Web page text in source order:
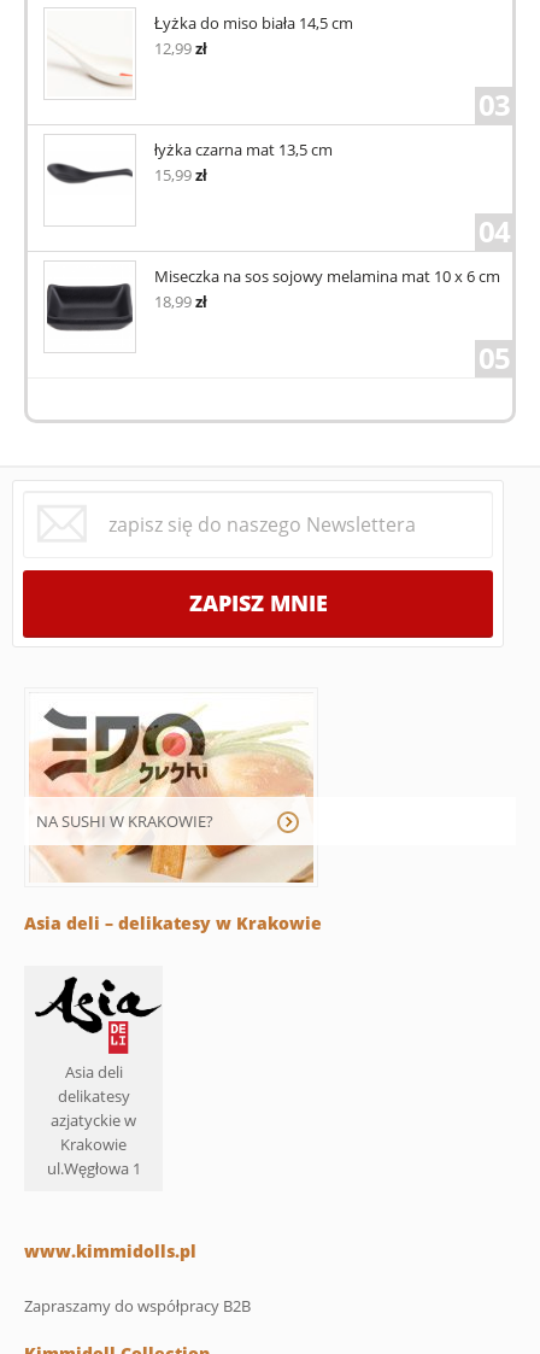
Łyżka do miso biała 14,5 cm
12,99zł
03
łyżka czarna mat 13,5 cm
15,99zł
04
Miseczka na sos sojowy melamina mat 10 x 6 cm
18,99zł
05
NA SUSHI W KRAKOWIE?
Asia deli – delikatesy w Krakowie
Asia deli
delikatesy
azjatyckie w
Krakowie
ul.Węgłowa 1
www.kimmidolls.pl
Zapraszamy do współpracy B2B